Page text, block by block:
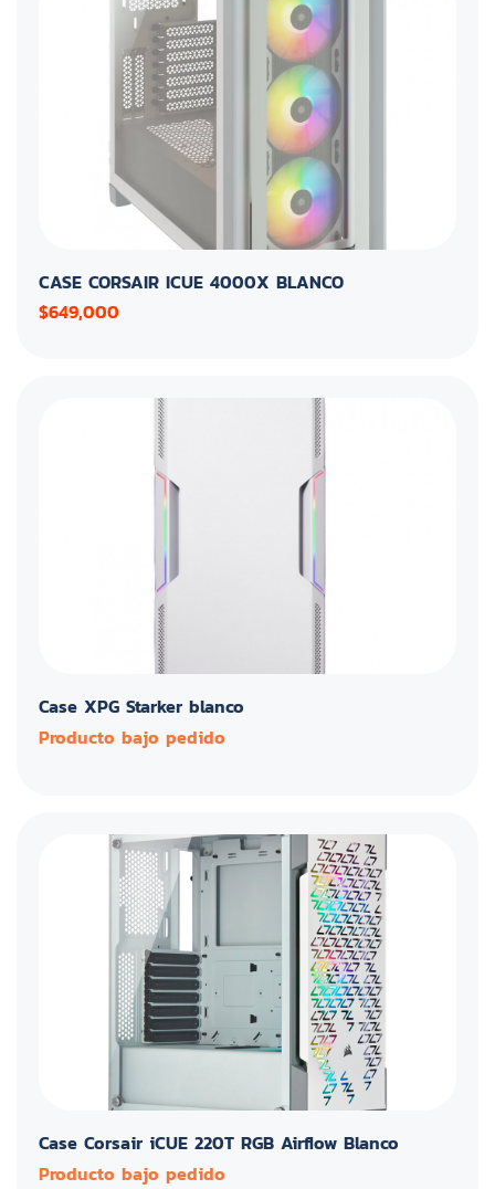
CASE CORSAIR ICUE 4000X BLANCO
$649,000
Case XPG Starker blanco
Producto bajo pedido
Case Corsair iCUE 220T RGB Airflow Blanco
Producto bajo pedido